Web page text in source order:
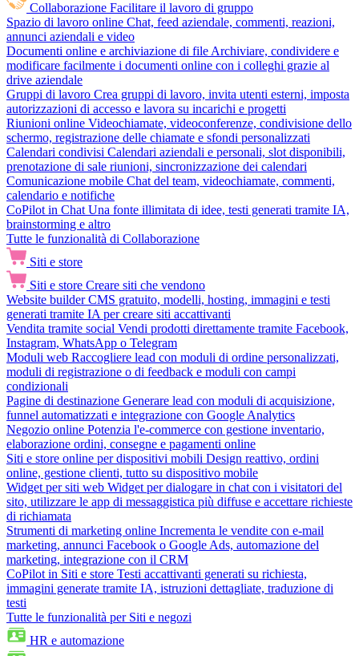
Collaborazione Facilitare il lavoro di gruppo
Spazio di lavoro online Chat, feed aziendale, commenti, reazioni,
annunci aziendali e video
Documenti online e archiviazione di file Archiviare, condividere e
modificare facilmente i documenti online con i colleghi grazie al
drive aziendale
Gruppi di lavoro Crea gruppi di lavoro, invita utenti esterni, imposta
autorizzazioni di accesso e lavora su incarichi e progetti
Riunioni online Videochiamate, videoconferenze, condivisione dello
schermo, registrazione delle chiamate e sfondi personalizzati
Calendari condivisi Calendari aziendali e personali, slot disponibili,
prenotazione di sale riunioni, sincronizzazione dei calendari
Comunicazione mobile Chat del team, videochiamate, commenti,
calendario e notifiche
CoPilot in Chat Una fonte illimitata di idee, testi generati tramite IA,
brainstorming e altro
Tutte le funzionalità di Collaborazione
Siti e store
Siti e store Creare siti che vendono
Website builder CMS gratuito, modelli, hosting, immagini e testi
generati tramite IA per creare siti accattivanti
Vendita tramite social Vendi prodotti direttamente tramite Facebook,
Instagram, WhatsApp o Telegram
Moduli web Raccogliere lead con moduli di ordine personalizzati,
moduli di registrazione o di feedback e moduli con campi
condizionali
Pagine di destinazione Generare lead con moduli di acquisizione,
funnel automatizzati e integrazione con Google Analytics
Negozio online Potenzia l'e-commerce con gestione inventario,
elaborazione ordini, consegne e pagamenti online
Siti e store online per dispositivi mobili Design reattivo, ordini
online, gestione clienti, tutto su dispositivo mobile
Widget per siti web Widget per dialogare in chat con i visitatori del
sito, utilizzare le app di messaggistica più diffuse e accettare richieste
di richiamata
Strumenti di marketing online Incrementa le vendite con e-mail
marketing, annunci Facebook o Google Ads, automazione del
marketing, integrazione con il CRM
CoPilot in Siti e store Testi accattivanti generati su richiesta,
immagini generate tramite IA, istruzioni dettagliate, traduzione di
testi
Tutte le funzionalità per Siti e negozi
HR e automazione